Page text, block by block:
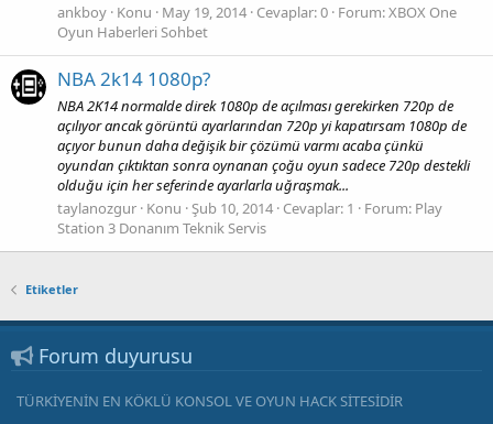
ankboy Konu May 19, 2014 Cevaplar: 0 Forum:XBOX One
Oyun Haberleri Sohbet
NBA 2k14 1080p?
NBA 2K14 normalde direk 1080p de açılması gerekirken 720p de
açılıyor ancak görüntü ayarlarından 720p yi kapatırsam 1080p de
açıyor bunun daha değişik bir çözümü varmı acaba çünkü
oyundan çıktıktan sonra oynanan çoğu oyun sadece 720p destekli
olduğu için her seferinde ayarlarla uğraşmak...
taylanozgur Konu Şub 10, 2014 Cevaplar: 1 Forum: Play
Station 3 Donanım Teknik Servis
Etiketler
Forum duyurusu
TÜRKİYENİN EN KÖKLÜ KONSOL VE OYUN HACK SİTESİDİR